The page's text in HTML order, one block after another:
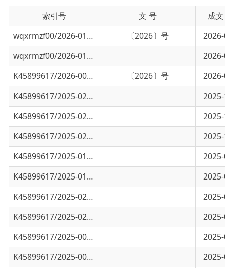
wqxrmzf00/2026-01139
乌恰县义务教育均衡发展复查验收督导评
〔2026〕号
2026-08-06
wqxrmzf00/2026-01110
乌恰县教育局2026年“双随机、一公开”检
2026-07-24
K45899617/2026-00716 乌恰县2026年义务教育学校发展性评价督
〔2026〕号
2026-04-14
K45899617/2025-02960
乌恰县教育局2025年下半年“双随机、一
2025-10-30
K45899617/2025-02919 乌恰县教育局2025年7月至9月行其他行政
2025-10-28
K45899617/2025-02918 乌恰县教育局2025年7月至9月行政许可办
2025-10-28
K45899617/2025-01950 乌恰县教育局2025年4月至6月行其他行政
2025-07-16
K45899617/2025-02959 乌恰县教育局2025年下半年“双随机、一
2025-07-10
K45899617/2025-02958 乌恰县教育局2025年上半年“双随机、一
2025-07-02
K45899617/2025-00819 乌恰县教育局2025年1月至3月行其他行政
2025-04-11
K45899617/2025-00821
乌恰县2025年学校发展性评价结果的公示
2025-04-10
K45899617/2025-00096 乌恰县教育局2024年10月至12月行其他行
2025-01-13
K45899617/2025-00095 乌恰县教育局2024年10月至12月行政许
2025-01-13